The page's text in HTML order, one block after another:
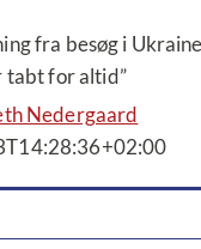
fra besøg i
tabt for altid”
Nedergaard